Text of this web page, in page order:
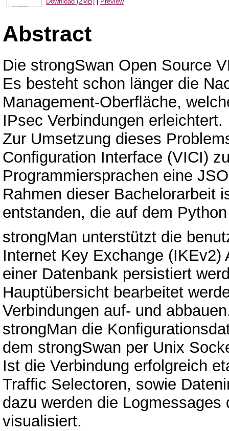
Abstract
Die strongSwan Open Source
Es besteht schon länger die
Management-Oberﬂäche,
IPsec Verbindungen erleichtert.
Zur Umsetzung dieses
Conﬁguration Interface (VICI)
Programmiersprachen eine
Rahmen dieser Bachelorarbeit
entstanden, die auf dem
strongMan unterstützt die
Internet Key Exchange
einer Datenbank persistiert
Hauptübersicht bearbeitet
Verbindungen auf- und
strongMan die
dem strongSwan per Unix
Ist die Verbindung erfolgreich
Trafﬁc Selectoren, sowie
dazu werden die
visualisiert.